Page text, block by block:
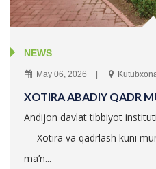
NEWS
May 06, 2026
XOTIRA ABADIY QADR
Andijon davlat tibbiyot
— Xotira va qadrlash kuni
ma’n...